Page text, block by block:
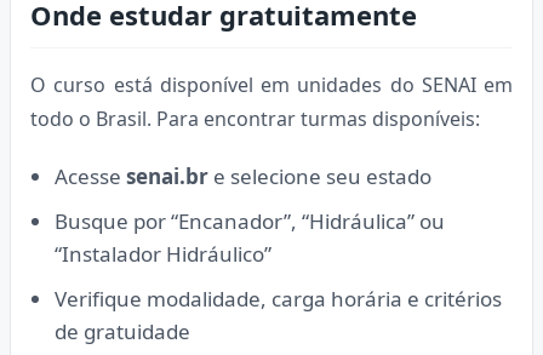
Onde estudar gratuitamente
O curso está disponível em unidades do SENAI em
todo o Brasil. Para encontrar turmas disponíveis:
Acesse senai.br e selecione seu estado
Busque por “Encanador”, “Hidráulica” ou
“Instalador Hidráulico”
Verifique modalidade, carga horária e critérios
de gratuidade